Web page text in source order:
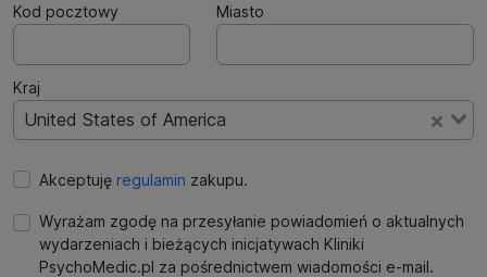
Kod pocztowy Miasto
Kraj
United States of America
Akceptuję regulamin zakupu.
Wyrażam zgodę na przesyłanie powiadomień o aktualnych
wydarzeniach i bieżących inicjatywach Kliniki
PsychoMedic.pl za pośrednictwem wiadomości e-mail.